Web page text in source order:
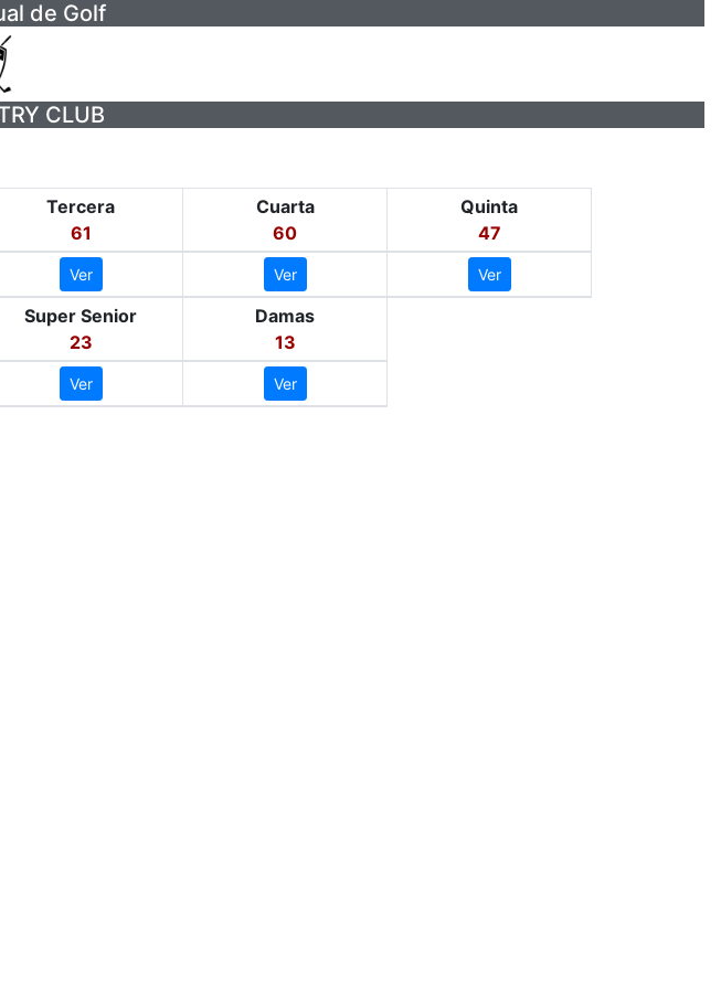
de Golf
CLUB
Tercera
61
Cuarta
60
Quinta
47
Ver Ver Ver
Super Senior
23
Damas
13
Ver Ver